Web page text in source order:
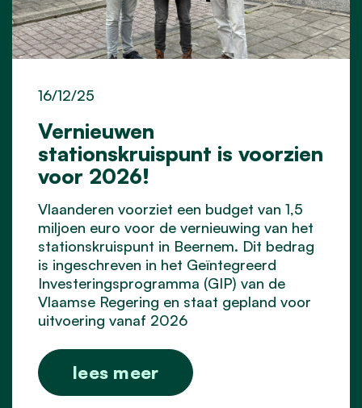
Vernieuwen
stationskruispunt is voorzien
voor 2026!
16/12/25
Vlaanderen voorziet een budget van 1,5
miljoen euro voor de vernieuwing van het
stationskruispunt in Beernem. Dit bedrag
is ingeschreven in het Geïntegreerd
Investeringsprogramma (GIP) van de
Vlaamse Regering en staat gepland voor
uitvoering vanaf 2026
lees meer